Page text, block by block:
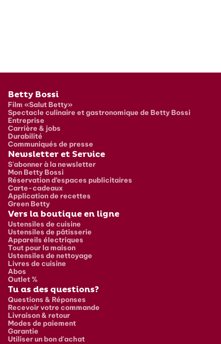
Pied de page
Betty Bossi
Film «Salut Betty»
Spectacle culinaire et gastronomique de Betty Bossi
Entreprise
Carrière & jobs
Durabilité
Communiqués de presse
Newsletter et Service
S'abonner à la newsletter
Mon Betty Bossi
Réservation d’espaces publicitaires
Carte-cadeaux
Application de recettes
Green Betty
Vers la boutique en ligne
Ustensiles de cuisine
Ustensiles de pâtisserie
Appareils électriques
Tout pour la maison
Ustensiles de nettoyage
Livres de cuisine
Abos
Outlet %
Tu as des questions?
Questions & Réponses
Recevoir votre commande
Livraison & retour
Modes de paiement
Garantie
Utiliser un bon d'achat